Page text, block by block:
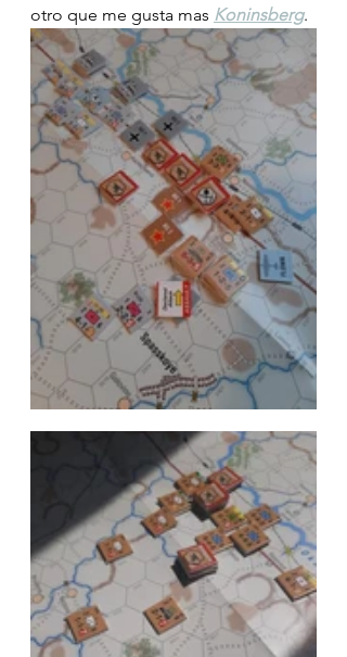
otro que me gusta mas Koninsberg.